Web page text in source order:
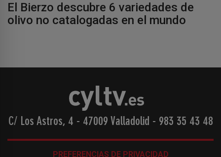
El Bierzo descubre 6 variedades de
olivo no catalogadas en el mundo
C/ Los Astros, 4 - 47009 Valladolid - 983 35 43 48
PREFERENCIAS DE PRIVACIDAD